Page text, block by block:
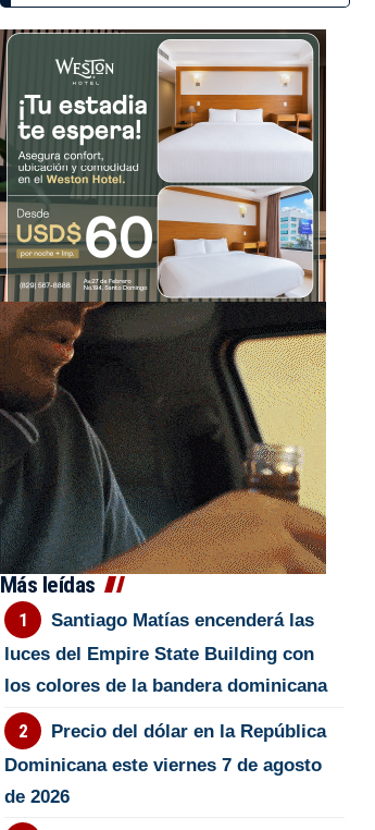
Más leídas
Santiago Matías encenderá las
luces del Empire State Building con
los colores de la bandera dominicana
Precio del dólar en la República
Dominicana este viernes 7 de agosto
de 2026